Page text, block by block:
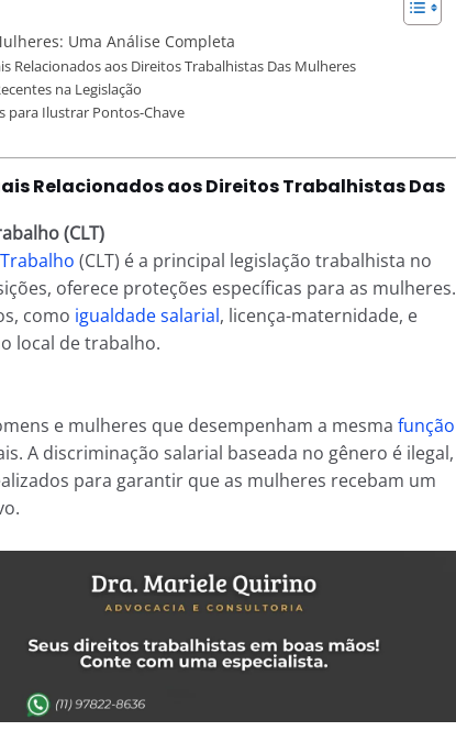
Uma Análise Completa
Relacionados aos Direitos Trabalhistas Das Mulheres
na Legislação
para Ilustrar Pontos-Chave
Relacionados aos Direitos Trabalhistas Das
(CLT)
(CLT) é a principal legislação trabalhista no
oferece proteções específicas para as mulheres.
como igualdade salarial, licença-maternidade, e
local de trabalho.
e mulheres que desempenham a mesma função
A discriminação salarial baseada no gênero é ilegal,
para garantir que as mulheres recebam um